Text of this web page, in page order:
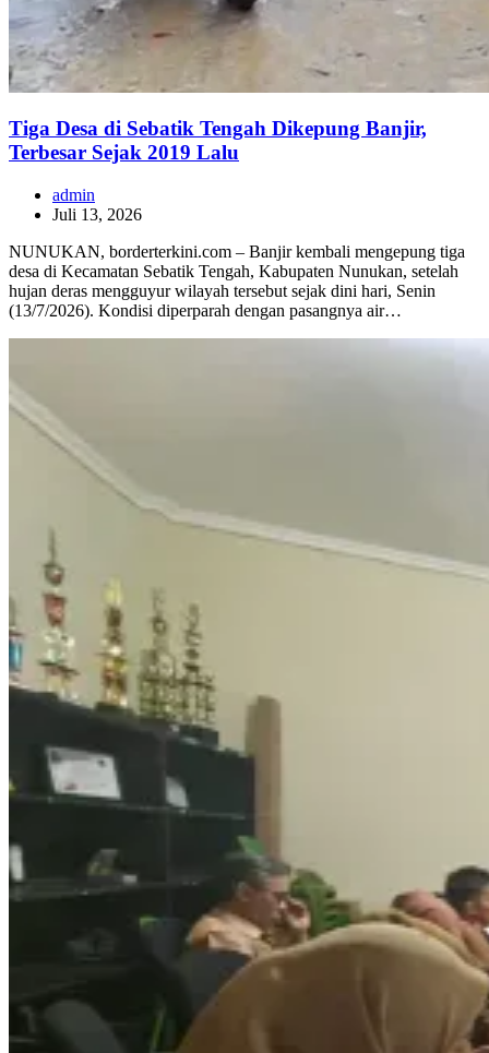
Tiga Desa di Sebatik Tengah Dikepung Banjir,
Terbesar Sejak 2019 Lalu
admin
Juli 13, 2026
NUNUKAN, borderterkini.com – Banjir kembali mengepung tiga
desa di Kecamatan Sebatik Tengah, Kabupaten Nunukan, setelah
hujan deras mengguyur wilayah tersebut sejak dini hari, Senin
(13/7/2026). Kondisi diperparah dengan pasangnya air…